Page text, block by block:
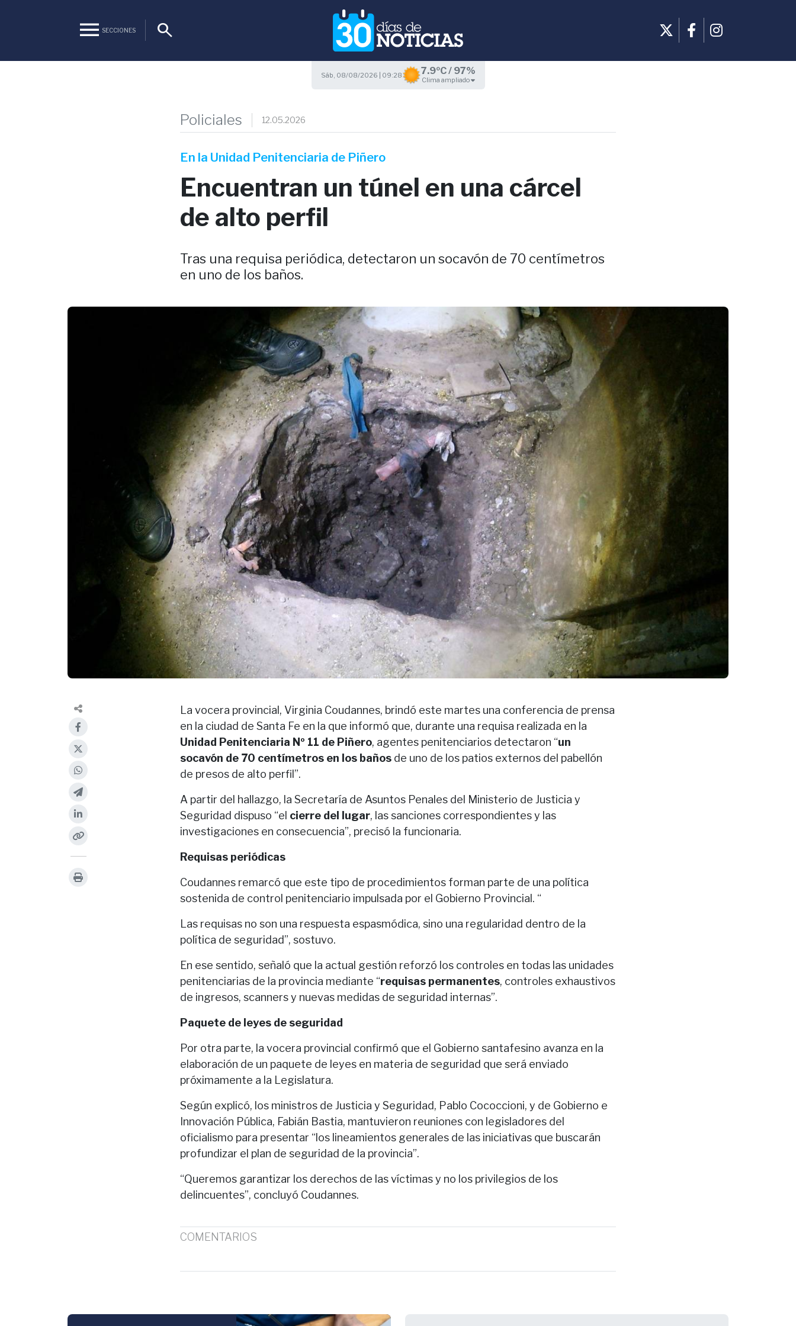
menu SECCIONES search
Sáb, 08/08/2026 | 09:28 7.9ºC / 97%
Clima ampliado
Policiales 12.05.2026
En la Unidad Penitenciaria de Piñero
Encuentran un túnel en una cárcel
de alto perfil
Tras una requisa periódica, detectaron un socavón de 70 centímetros
en uno de los baños.
La vocera provincial, Virginia Coudannes, brindó este martes una conferencia de prensa
en la ciudad de Santa Fe en la que informó que, durante una requisa realizada en la
Unidad Penitenciaria Nº 11 de Piñero, agentes penitenciarios detectaron “un
socavón de 70 centímetros en los baños de uno de los patios externos del pabellón
de presos de alto perfil”.
A partir del hallazgo, la Secretaría de Asuntos Penales del Ministerio de Justicia y
Seguridad dispuso “el cierre del lugar, las sanciones correspondientes y las
investigaciones en consecuencia”, precisó la funcionaria.
Requisas periódicas
Coudannes remarcó que este tipo de procedimientos forman parte de una política
sostenida de control penitenciario impulsada por el Gobierno Provincial. “
Las requisas no son una respuesta espasmódica, sino una regularidad dentro de la
política de seguridad”, sostuvo.
En ese sentido, señaló que la actual gestión reforzó los controles en todas las unidades
penitenciarias de la provincia mediante “requisas permanentes, controles exhaustivos
de ingresos, scanners y nuevas medidas de seguridad internas”.
Paquete de leyes de seguridad
Por otra parte, la vocera provincial confirmó que el Gobierno santafesino avanza en la
elaboración de un paquete de leyes en materia de seguridad que será enviado
próximamente a la Legislatura.
Según explicó, los ministros de Justicia y Seguridad, Pablo Cococcioni, y de Gobierno e
Innovación Pública, Fabián Bastia, mantuvieron reuniones con legisladores del
oficialismo para presentar “los lineamientos generales de las iniciativas que buscarán
profundizar el plan de seguridad de la provincia”.
“Queremos garantizar los derechos de las víctimas y no los privilegios de los
delincuentes”, concluyó Coudannes.
COMENTARIOS